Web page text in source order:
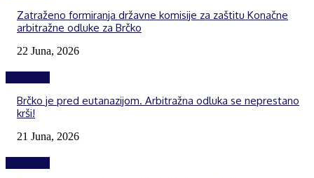
Zatraženo formiranja državne komisije za zaštitu Konačne
arbitražne odluke za Brčko
22 Juna, 2026
Brčko je pred eutanazijom. Arbitražna odluka se neprestano
krši!
21 Juna, 2026